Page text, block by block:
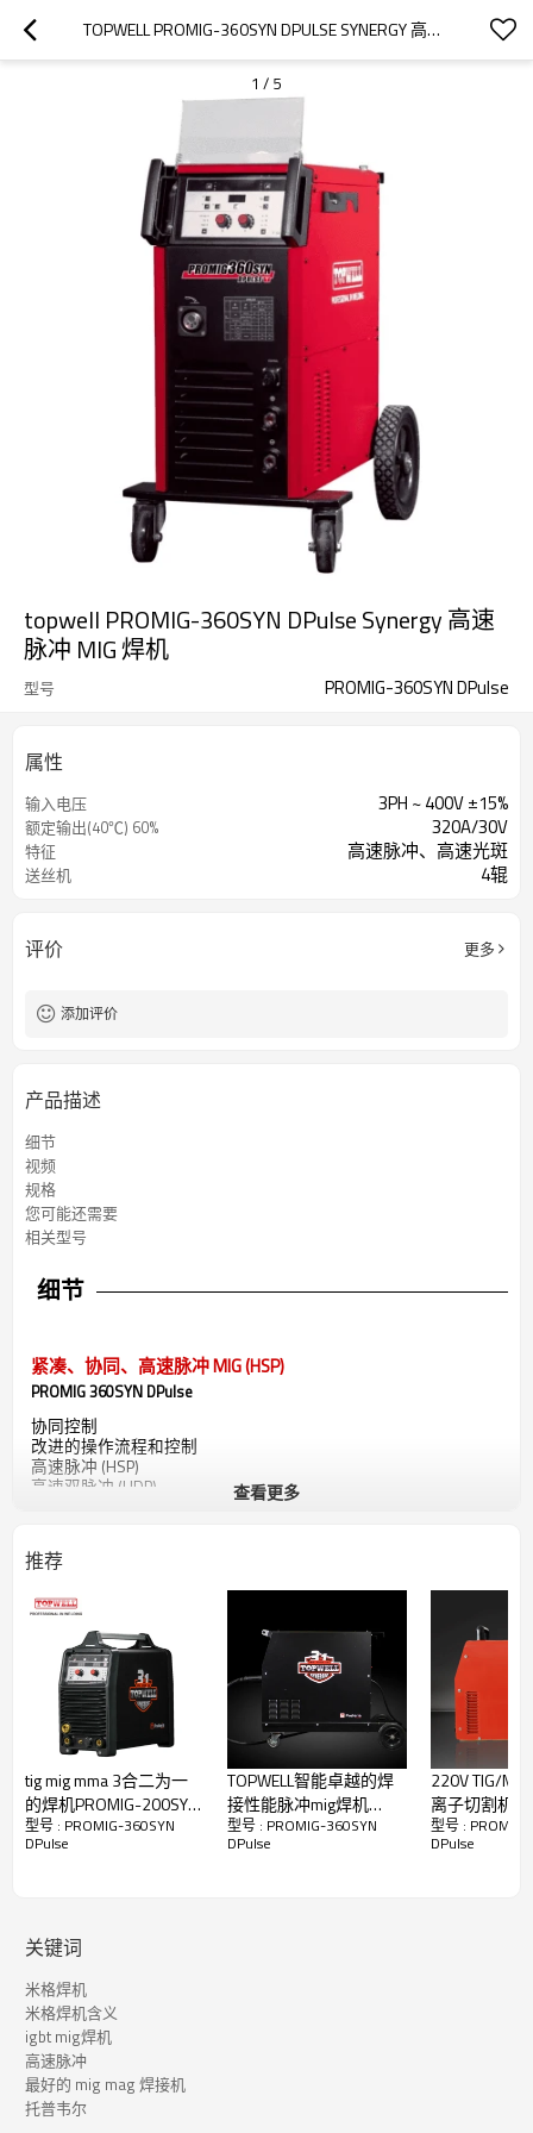
TOPWELL PROMIG-360SYN DPULSE SYNERGY 高速脉冲 MIG 焊机
1 / 5
topwell PROMIG-360SYN DPulse Synergy 高速
脉冲 MIG 焊机
型号 PROMIG-360SYN DPulse
属性
输入电压 3PH ~ 400V ±15%
额定输出(40℃) 60% 320A/30V
特征 高速脉冲、高速光斑
送丝机 4辊
评价 更多
添加评价
产品描述
细节
视频
规格
您可能还需要
相关型号
细节
紧凑、协同、高速脉冲 MIG (HSP)
PROMIG 360SYN DPulse
协同控制
改进的操作流程和控制
高速脉冲 (HSP)
高速双脉冲 (HDP)
-专为要求苛刻的车间使用而设计，
于各种材料，无论是用于制造厚材料还是钣金。
- 与传统脉冲焊接相比，高速脉冲 (HSP) 工艺使您能够节省时
间、金钱和能源。该工艺已准备好将脉冲焊接提升到一个全新
查看更多
推荐
tig mig mma 3合二为一
的焊机PROMIG-200SYN
Pulse
型号 : PROMIG-360SYN
DPulse
TOPWELL智能卓越的焊
接性能脉冲mig焊机
PROMIG-250SYN PULSE
用于车间
型号 : PROMIG-360SYN
DPulse
220V TIG/
离子切割机
+配件STC-
型号 :
DPulse
关键词
米格焊机
米格焊机含义
igbt mig焊机
高速脉冲
最好的 mig mag 焊接机
托普韦尔